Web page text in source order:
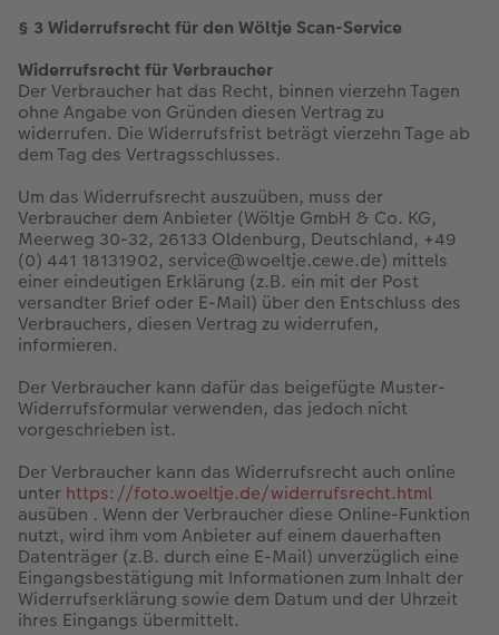
§ 3 Widerrufsrecht für den Wöltje Scan-Service
Widerrufsrecht für Verbraucher
Der Verbraucher hat das Recht, binnen vierzehn Tagen
ohne Angabe von Gründen diesen Vertrag zu
widerrufen. Die Widerrufsfrist beträgt vierzehn Tage ab
dem Tag des Vertragsschlusses.
Um das Widerrufsrecht auszuüben, muss der
Verbraucher dem Anbieter (Wöltje GmbH & Co. KG,
Meerweg 30-32, 26133 Oldenburg, Deutschland, +49
(0) 441 18131902, service@woeltje.cewe.de) mittels
einer eindeutigen Erklärung (z.B. ein mit der Post
versandter Brief oder E-Mail) über den Entschluss des
Verbrauchers, diesen Vertrag zu widerrufen,
informieren.
Der Verbraucher kann dafür das beigefügte Muster-
Widerrufsformular verwenden, das jedoch nicht
vorgeschrieben ist.
Der Verbraucher kann das Widerrufsrecht auch online
unter https://foto.woeltje.de/widerrufsrecht.html
ausüben . Wenn der Verbraucher diese Online-Funktion
nutzt, wird ihm vom Anbieter auf einem dauerhaften
Datenträger (z.B. durch eine E-Mail) unverzüglich eine
Eingangsbestätigung mit Informationen zum Inhalt der
Widerrufserklärung sowie dem Datum und der Uhrzeit
ihres Eingangs übermittelt.